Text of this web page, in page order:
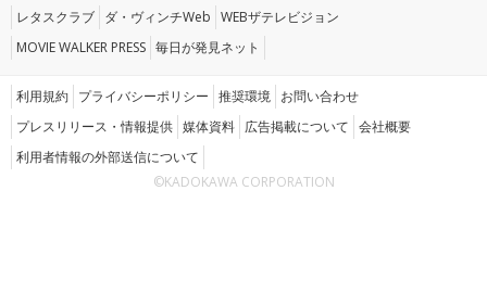
レタスクラブ ダ・ヴィンチWeb WEBザテレビジョン
MOVIE WALKER PRESS 毎日が発見ネット
利用規約 プライバシーポリシー 推奨環境 お問い合わせ
プレスリリース・情報提供 媒体資料 広告掲載について 会社概要
利用者情報の外部送信について
©KADOKAWA CORPORATION